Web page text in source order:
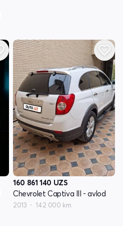
160 861 140 UZS
Chevrolet Captiva III - avlod
2013 142 000 km